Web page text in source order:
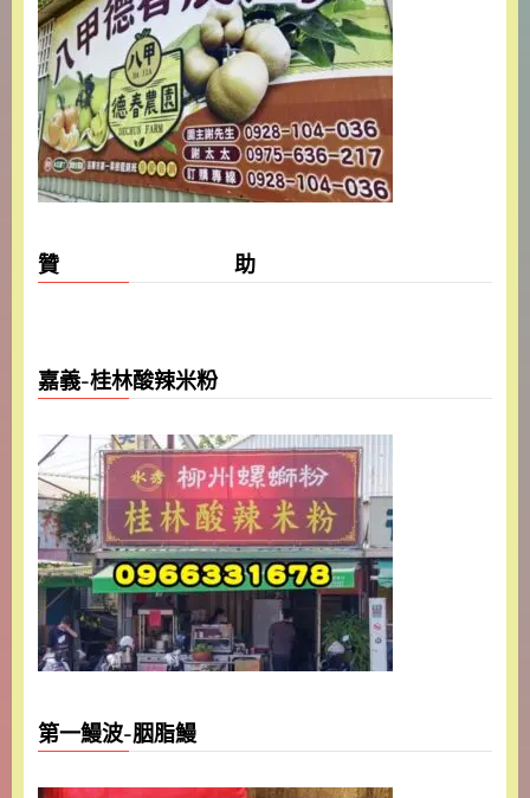
贊 助
嘉義-桂林酸辣米粉
第一鰻波-胭脂鰻